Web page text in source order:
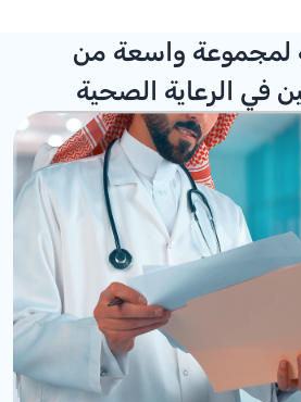
لمجموعة واسعة من
في الرعاية الصحية